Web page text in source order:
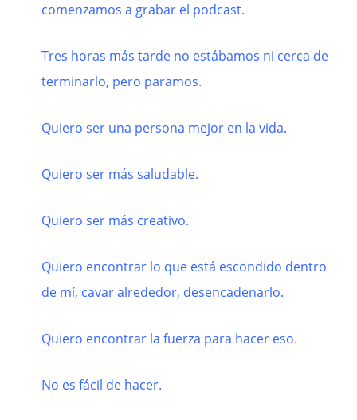
comenzamos a grabar el podcast.
Tres horas más tarde no estábamos ni cerca de
terminarlo, pero paramos.
Quiero ser una persona mejor en la vida.
Quiero ser más saludable.
Quiero ser más creativo.
Quiero encontrar lo que está escondido dentro
de mí, cavar alrededor, desencadenarlo.
Quiero encontrar la fuerza para hacer eso.
No es fácil de hacer.